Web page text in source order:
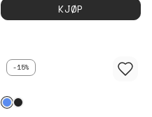
KJØP
-15%